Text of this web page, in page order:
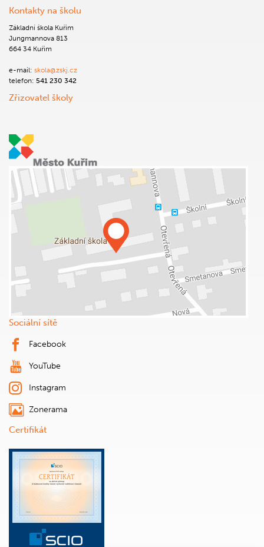
Kontakty na školu
Základní škola Kuřim
Jungmannova 813
664 34 Kuřim
e-mail: skola@zskj.cz
telefon: 541 230 342
Zřizovatel školy
Sociální sítě
Facebook
YouTube
Instagram
Zonerama
Certifikát